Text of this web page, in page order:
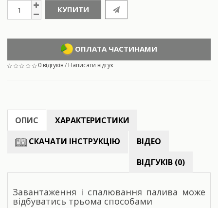
КУПИТИ
ОПЛАТА ЧАСТИНАМИ
0 відгуків/ Написати відгук
ОПИС
ХАРАКТЕРИСТИКИ
СКАЧАТИ ІНСТРУКЦІЮ
ВІДЕО
ВІДГУКІВ (0)
Завантаження і спалювання палива може
відбуватись трьома способами